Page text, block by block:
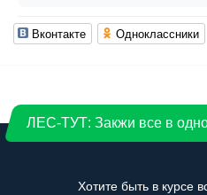
Вконтакте Одноклассники
ЛЕС-ТУТ: Закжи все в
Хотите быть в курсе